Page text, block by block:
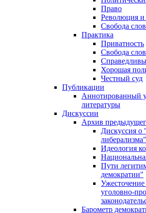
Право
Революция и
Свобода
Практика
Приватность
Свобода
Хорошая
Честный суд
Публикации
Аннотированный
литературы
Дискуссии
Архив
Дискуссия о
либерализма"
Идеология
Пути
демократии"
уголовно-
Барометр